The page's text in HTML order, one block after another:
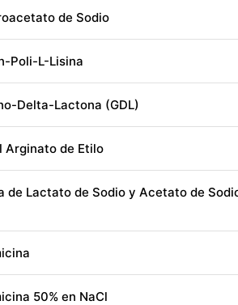
de Sodio
Poli-L-Lisina
Delta-Lactona (GDL)
Arginato de Etilo
de Lactato de Sodio y Acetato de
50% en NaCl